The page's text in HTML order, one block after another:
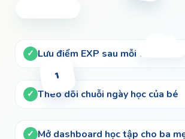
1
Lưu điểm EXP sau mỗi trò chơi
Theo dõi chuỗi ngày học của bé
Mở dashboard học tập cho ba